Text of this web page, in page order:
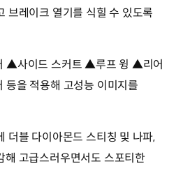
브레이크 열기를 식힐 수 있도록
▲사이드 스커트 ▲루프 윙 ▲리어
을 적용해 고성능 이미지를
더블 다이아몬드 스티칭 및 나파,
해 고급스러우면서도 스포티한